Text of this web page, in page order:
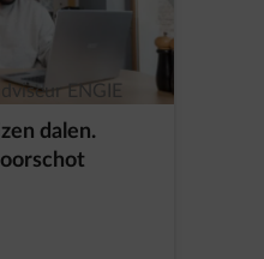
ENGIE
dalen.